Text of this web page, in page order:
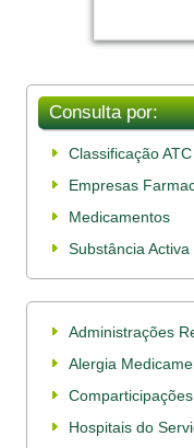
Consulta por:
Classificação ATC
Empresas
Medicamentos
Substância Activa
Administrações
Alergia
Comparticipações
Hospitais do